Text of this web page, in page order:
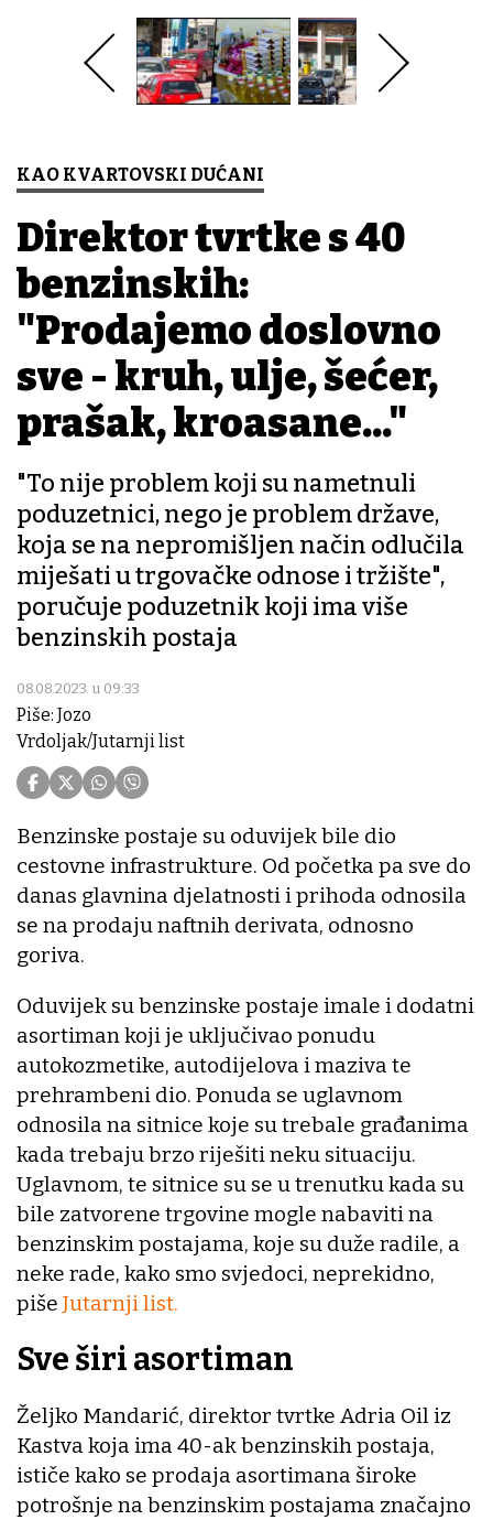
KAO KVARTOVSKI DUĆANI
Direktor tvrtke s 40
benzinskih:
"Prodajemo doslovno
sve - kruh, ulje, šećer,
prašak, kroasane..."
"To nije problem koji su nametnuli
poduzetnici, nego je problem države,
koja se na nepromišljen način odlučila
miješati u trgovačke odnose i tržište",
poručuje poduzetnik koji ima više
benzinskih postaja
08.08.2023. u 09:33
Piše: Jozo
Vrdoljak/Jutarnji list
Benzinske postaje su oduvijek bile dio
cestovne infrastrukture. Od početka pa sve do
danas glavnina djelatnosti i prihoda odnosila
se na prodaju naftnih derivata, odnosno
goriva.
Oduvijek su benzinske postaje imale i dodatni
asortiman koji je uključivao ponudu
autokozmetike, autodijelova i maziva te
prehrambeni dio. Ponuda se uglavnom
odnosila na sitnice koje su trebale građanima
kada trebaju brzo riješiti neku situaciju.
Uglavnom, te sitnice su se u trenutku kada su
bile zatvorene trgovine mogle nabaviti na
benzinskim postajama, koje su duže radile, a
neke rade, kako smo svjedoci, neprekidno,
piše Jutarnji list.
Sve širi asortiman
Željko Mandarić, direktor tvrtke Adria Oil iz
Kastva koja ima 40-ak benzinskih postaja,
ističe kako se prodaja asortimana široke
potrošnje na benzinskim postajama značajno